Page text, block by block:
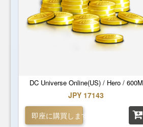
DC Universe Online(US) / Hero / 600M
JPY 17143
即座に購買します